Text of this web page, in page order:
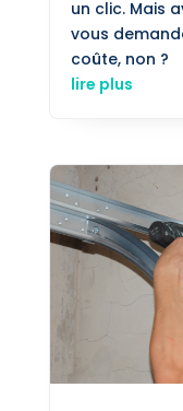
un clic. Mais
vous
coûte, non ?
lire plus